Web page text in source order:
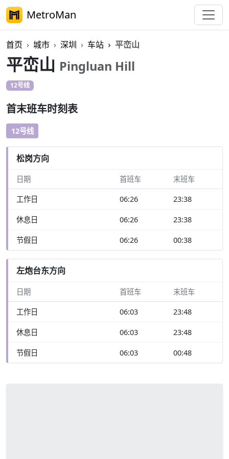
MetroMan
首页 城市 深圳 车站 平峦山
平峦山 Pingluan Hill
12号线
首末班车时刻表
12号线
松岗方向
日期 首班车 末班车
工作日 06:26 23:38
休息日 06:26 23:38
节假日 06:26 00:38
左炮台东方向
日期 首班车 末班车
工作日 06:03 23:48
休息日 06:03 23:48
节假日 06:03 00:48